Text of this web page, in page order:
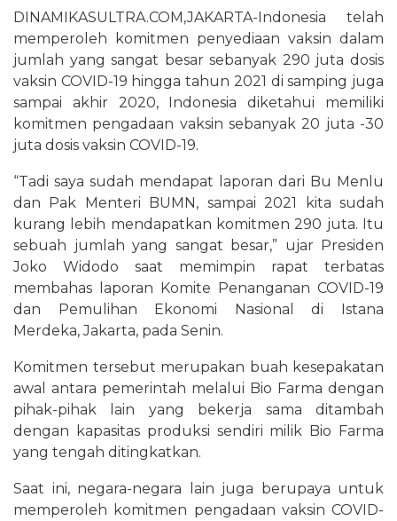
DINAMIKASULTRA.COM,JAKARTA-Indonesia telah
memperoleh komitmen penyediaan vaksin dalam
jumlah yang sangat besar sebanyak 290 juta dosis
vaksin COVID-19 hingga tahun 2021 di samping juga
sampai akhir 2020, Indonesia diketahui memiliki
komitmen pengadaan vaksin sebanyak 20 juta -30
juta dosis vaksin COVID-19.
“Tadi saya sudah mendapat laporan dari Bu Menlu
dan Pak Menteri BUMN, sampai 2021 kita sudah
kurang lebih mendapatkan komitmen 290 juta. Itu
sebuah jumlah yang sangat besar,” ujar Presiden
Joko Widodo saat memimpin rapat terbatas
membahas laporan Komite Penanganan COVID-19
dan Pemulihan Ekonomi Nasional di Istana
Merdeka, Jakarta, pada Senin.
Komitmen tersebut merupakan buah kesepakatan
awal antara pemerintah melalui Bio Farma dengan
pihak-pihak lain yang bekerja sama ditambah
dengan kapasitas produksi sendiri milik Bio Farma
yang tengah ditingkatkan.
Saat ini, negara-negara lain juga berupaya untuk
memperoleh komitmen pengadaan vaksin COVID-